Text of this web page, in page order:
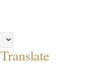
Translate